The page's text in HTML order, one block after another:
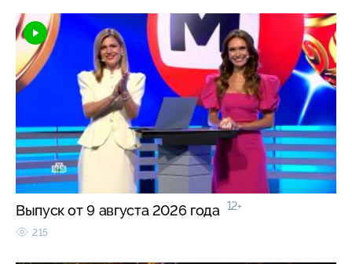
Выпуск от 9 августа 2026 года 12+
215